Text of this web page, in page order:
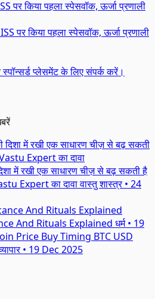
पर किया पहला स्पेसवॉक, ऊर्जा प्रणाली
प्लेसमेंट के लिए संपर्क करें।
में रखी एक साधारण चीज़ से बढ़ सकती है
Expert का दावावास्तु शास्त्र • 24
And Rituals Explained धर्म • 19
BTC USD
• 19 Dec 2025